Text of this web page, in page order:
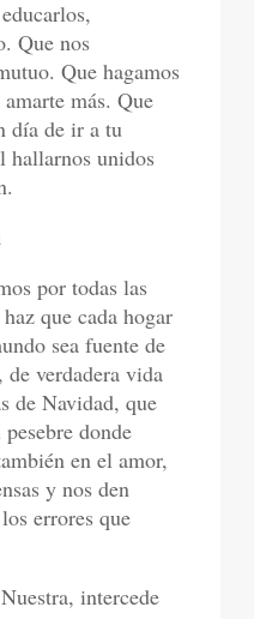
Que nos
Que hagamos
más. Que
día de ir a tu
hallarnos unidos
por todas las
que cada hogar
sea fuente de
verdadera vida
de Navidad, que
donde
en el amor,
y nos den
errores que
intercede